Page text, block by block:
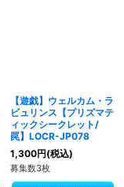
【遊戯】ウェルカム・ラ
ビュリンス【プリズマテ
ィックシークレット/
罠】LOCR-JP078
1,300円(税込)
募集数3枚